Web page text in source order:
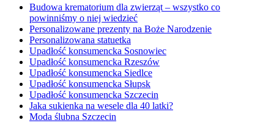
Budowa krematorium dla zwierząt – wszystko co
powinniśmy o niej wiedzieć
Personalizowane prezenty na Boże Narodzenie
Personalizowana statuetka
Upadłość konsumencka Sosnowiec
Upadłość konsumencka Rzeszów
Upadłość konsumencka Siedlce
Upadłość konsumencka Słupsk
Upadłość konsumencka Szczecin
Jaka sukienka na wesele dla 40 latki?
Moda ślubna Szczecin